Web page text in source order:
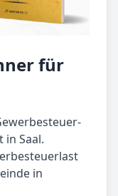
für
in Saal.
in